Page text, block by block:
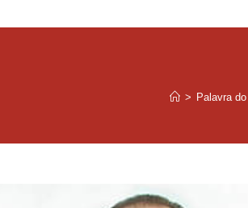
> Palavra